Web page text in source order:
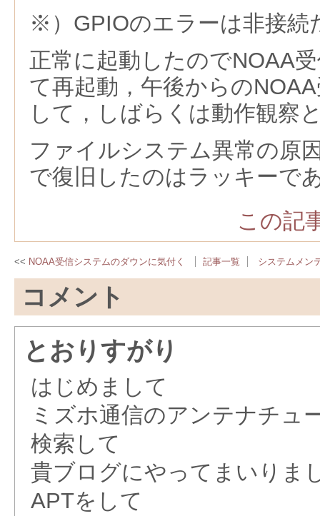
※）GPIOのエラーは非接続
正常に起動したのでNOAA
て再起動，午後からの
して，しばらくは動作観察
ファイルシステム異常の原
で復旧したのはラッキーで
この記
NOAA受信システムのダウンに気付く 記事一覧 システムメン
コメント
とおりすがり
はじめまして
ミズホ通信のアンテナチュ
検索して
貴ブログにやってまいり
APTをして